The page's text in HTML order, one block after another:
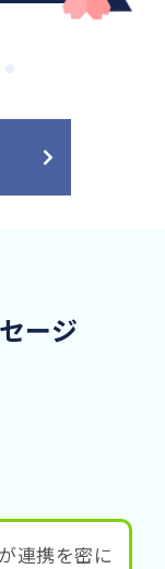
ージ
連携を密に